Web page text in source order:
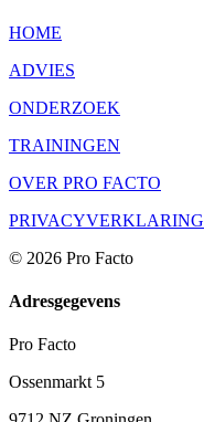
HOME
ADVIES
ONDERZOEK
TRAININGEN
OVER PRO FACTO
PRIVACYVERKLARING
© 2026 Pro Facto
Adresgegevens
Pro Facto
Ossenmarkt 5